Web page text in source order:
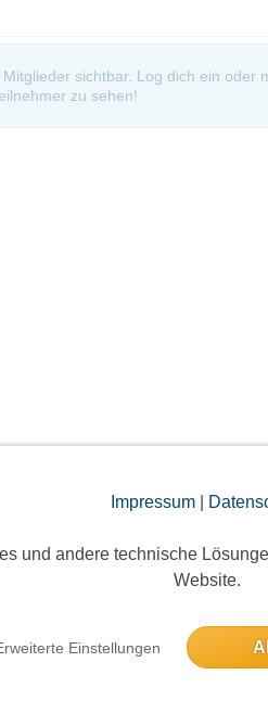
Impressum|
und andere technische
Website.
Einstellungen
sichtbar. Log dich ein oder
zu sehen!
Die Bildergalerien sind nur für